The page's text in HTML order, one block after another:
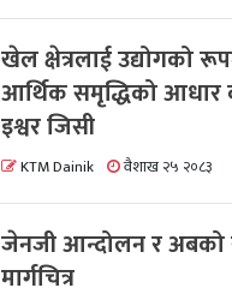
खेल क्षेत्रलाई उद्योगको
आर्थिक समृद्धिको आधार
इश्वर जिसी
KTM Dainik वैशाख २५ २०८३
जेनजी आन्दोलन र अबको
मार्गचित्र